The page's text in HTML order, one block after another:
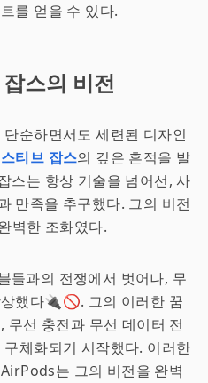
를 얻을 수 있다.
스의 비전
순하면서도 세련된 디자인
스티브 잡스의 깊은 흔적을 발
스는 항상 기술을 넘어선, 사
만족을 추구했다. 그의 비전
벽한 조화였다.
들과의 전쟁에서 벗어나, 무
했다🔌🚫. 그의 이러한 꿈
무선 충전과 무선 데이터 전
체화되기 시작했다. 이러한
는 그의 비전을 완벽